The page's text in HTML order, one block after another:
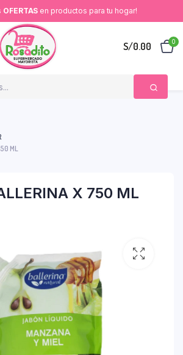
OFERTAS en productos para tu hogar!
S/0.00 0
ML
X 750 ML